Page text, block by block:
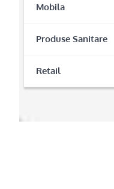
Mobila
Produse Sanitare
Retail